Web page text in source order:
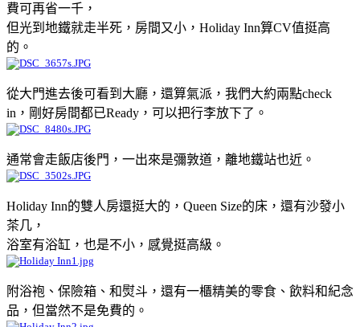
費可再省一千，
但光到地鐵就走半死，房間又小，Holiday Inn算CV值挺高
的。
從大門進去後可看到大廳，還算氣派，我們大約兩點check
in，剛好房間都已Ready，可以把行李放下了。
通常會走飯店後門，一出來是彌敦道，離地鐵站也近。
Holiday Inn的雙人房還挺大的，Queen Size的床，還有沙發小
茶几，
浴室有浴缸，也是不小，感覺挺高級。
附浴袍、保險箱、和熨斗，還有一櫃精美的零食、飲料和紀念
品，但當然不是免費的。